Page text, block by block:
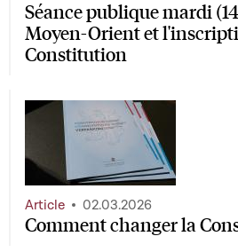
Séance publique mardi
Moyen-Orient et
Constitution
Comment changer la
Article 02.03.2026